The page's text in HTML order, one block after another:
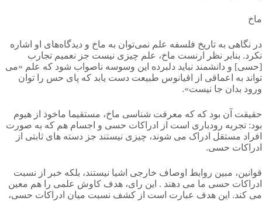
ماخ
در نگاهی به تاریخ فلسفه علم نمی‌توان به ماخ و دیدگاه‌های او اشاره
نکرد. بنابر نظر ارنست ماخ، علم چیزی نیست جز نعمیم تجارب
[حسی] و دانشمند نباید دلبرده این وسوسه ناصواب شود که علم «می
تواند به اعماقی از اقیانوس طبیعت دست یابد که پای حس را توان
ورود بدان جا نیست».
حقیقت آن بود که که معرفت شناسی ماخ، مستقیما ماخوذ از هیوم
بود: تجربه رودباری است از ادراکات حسی و اجسام هم که به صورت
افراد مستقل ادراک می شوند، چیزی نیستند جز دسته های ثابتی از
ادراکات حسی.
قوانین، مبین روابط اوصاف خارجی اشیا نیستند، بلکه خبر از نسبت
ادراکات حسی ما می دهند . این رای، هدف کاوش علمی را هم معین
می کند. این هدف عبارت است از کشف نسبت میان ادراکات حسی،